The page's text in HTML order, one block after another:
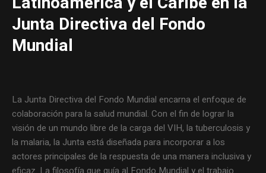
Junta Directiva del Fondo
Mundial
La Junta Directiva del Fondo Mundial encarna el enfoque de
colaboración para la salud mundial. Con el fin de lograr la
visión de un mundo libre de la carga del VIH, la tuberculosis y
la malaria, la Junta está diseñada para incorporar a los
actores principales de la respuesta de una manera inclusiva y